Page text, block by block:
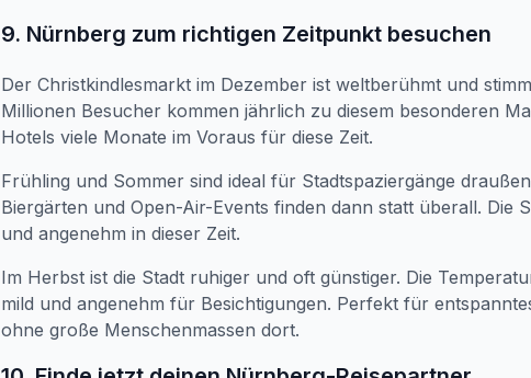
9. Nürnberg zum richtigen Zeitpunkt besuchen
Der Christkindlesmarkt im Dezember ist weltberühmt und
Millionen Besucher kommen jährlich zu diesem besonderen
Hotels viele Monate im Voraus für diese Zeit.
Frühling und Sommer sind ideal für Stadtspaziergänge
Biergärten und Open-Air-Events finden dann statt überall. Die
und angenehm in dieser Zeit.
Im Herbst ist die Stadt ruhiger und oft günstiger. Die
mild und angenehm für Besichtigungen. Perfekt für
ohne große Menschenmassen dort.